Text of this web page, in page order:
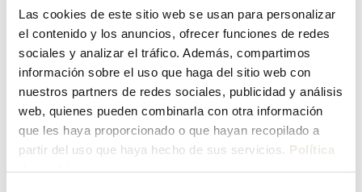
Las cookies de este sitio web se usan para personalizar
el contenido y los anuncios, ofrecer funciones de redes
sociales y analizar el tráfico. Además, compartimos
información sobre el uso que haga del sitio web con
nuestros partners de redes sociales, publicidad y análisis
web, quienes pueden combinarla con otra información
que les haya proporcionado o que hayan recopilado a
partir del uso que haya hecho de sus servicios. Política
¿Has olvidado tu contraseña?